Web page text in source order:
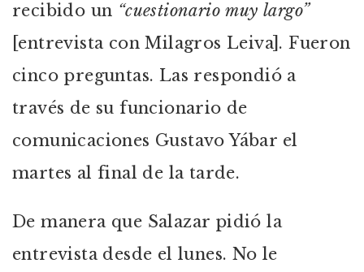
recibido un “cuestionario muy largo”
[entrevista con Milagros Leiva]. Fueron
cinco preguntas. Las respondió a
través de su funcionario de
comunicaciones Gustavo Yábar el
martes al final de la tarde.
De manera que Salazar pidió la
entrevista desde el lunes. No le